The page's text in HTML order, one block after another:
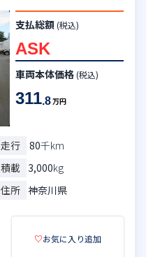
支払総額 (税込)
ASK
車両本体価格 (税込)
311.8万円
走行 80千km
積載 3,000kg
住所 神奈川県
♡お気に入り追加